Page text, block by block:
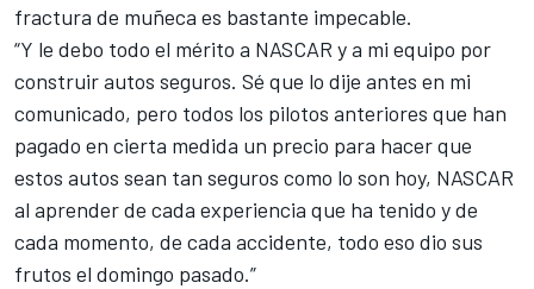
fractura de muñeca es bastante impecable.
“Y le debo todo el mérito a NASCAR y a mi equipo por
construir autos seguros. Sé que lo dije antes en mi
comunicado, pero todos los pilotos anteriores que han
pagado en cierta medida un precio para hacer que
estos autos sean tan seguros como lo son hoy, NASCAR
al aprender de cada experiencia que ha tenido y de
cada momento, de cada accidente, todo eso dio sus
frutos el domingo pasado.”